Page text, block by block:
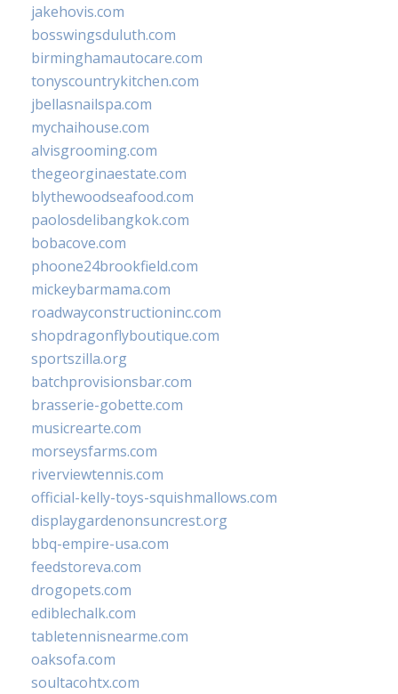
jakehovis.com
bosswingsduluth.com
birminghamautocare.com
tonyscountrykitchen.com
jbellasnailspa.com
mychaihouse.com
alvisgrooming.com
thegeorginaestate.com
blythewoodseafood.com
paolosdelibangkok.com
bobacove.com
phoone24brookfield.com
mickeybarmama.com
roadwayconstructioninc.com
shopdragonflyboutique.com
sportszilla.org
batchprovisionsbar.com
brasserie-gobette.com
musicrearte.com
morseysfarms.com
riverviewtennis.com
official-kelly-toys-squishmallows.com
displaygardenonsuncrest.org
bbq-empire-usa.com
feedstoreva.com
drogopets.com
ediblechalk.com
tabletennisnearme.com
oaksofa.com
soultacohtx.com